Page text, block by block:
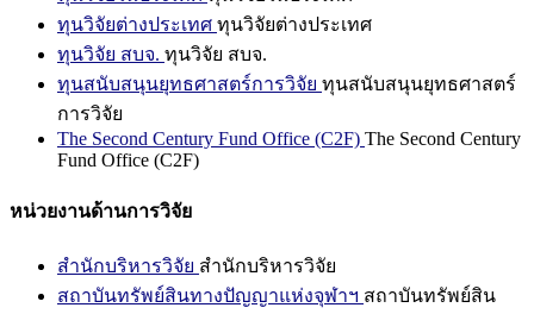
ทุนวิจัยต่างประเทศ ทุนวิจัยต่างประเทศ
ทุนวิจัย สบจ. ทุนวิจัย สบจ.
ทุนสนับสนุนยุทธศาสตร์การวิจัย ทุนสนับสนุนยุทธศาสตร์
การวิจัย
The Second Century Fund Office (C2F) The Second Century
Fund Office (C2F)
หน่วยงานด้านการวิจัย
สำนักบริหารวิจัย สำนักบริหารวิจัย
สถาบันทรัพย์สินทางปัญญาแห่งจุฬาฯ สถาบันทรัพย์สิน